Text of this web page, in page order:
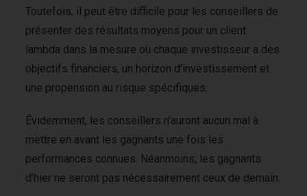
Toutefois, il peut être difficile pour les conseillers de
présenter des résultats moyens pour un client
lambda dans la mesure où chaque investisseur a des
objectifs financiers, un horizon d’investissement et
une propension au risque spécifiques.
Évidemment, les conseillers n’auront aucun mal à
mettre en avant les gagnants une fois les
performances connues. Néanmoins, les gagnants
d’hier ne seront pas nécessairement ceux de demain.